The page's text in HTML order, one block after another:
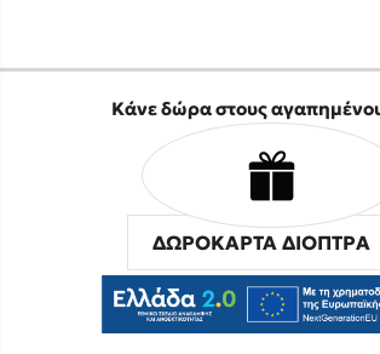
Κάνε δώρα στους
ΔΩΡΟΚΑΡΤΑ ΔΙΟΠΤΡΑ